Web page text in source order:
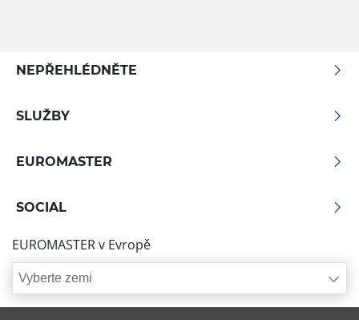
NEPŘEHLÉDNĚTE
SLUŽBY
EUROMASTER
SOCIAL
EUROMASTER v Evropě
Vyberte zemi